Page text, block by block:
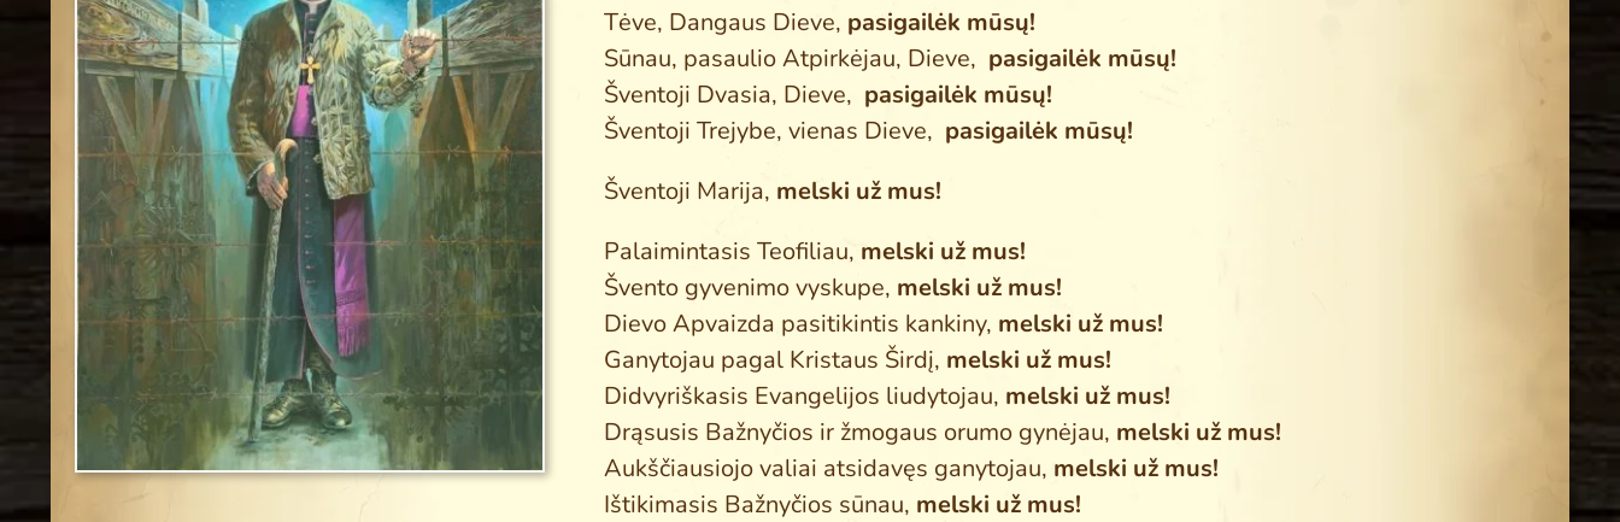
Tėve, Dangaus Dieve, pasigailėk mūsų!
Sūnau, pasaulio Atpirkėjau, Dieve, pasigailėk mūsų!
Šventoji Dvasia, Dieve, pasigailėk mūsų!
Šventoji Trejybe, vienas Dieve, pasigailėk mūsų!
Šventoji Marija, melski už mus!
Palaimintasis Teofiliau, melski už mus!
Švento gyvenimo vyskupe, melski už mus!
Dievo Apvaizda pasitikintis kankiny, melski už mus!
Ganytojau pagal Kristaus Širdį, melski už mus!
Didvyriškasis Evangelijos liudytojau, melski už mus!
Drąsusis Bažnyčios ir žmogaus orumo gynėjau, melski už mus!
Aukščiausiojo valiai atsidavęs ganytojau, melski už mus!
Ištikimasis Bažnyčios sūnau, melski už mus!